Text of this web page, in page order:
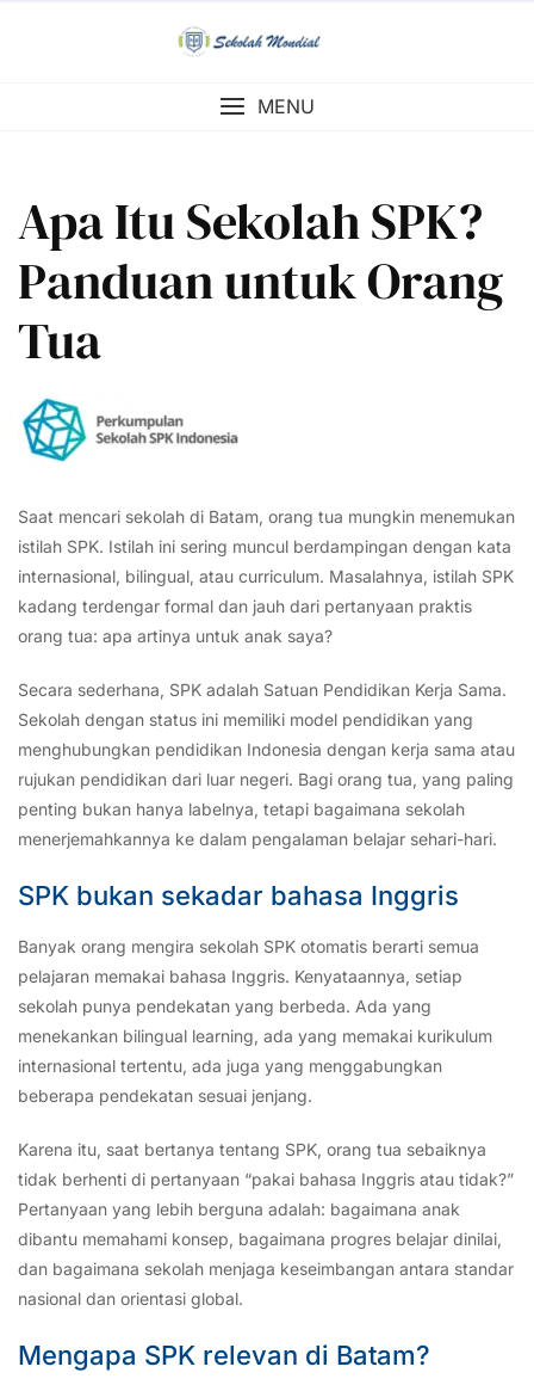
MENU
Apa Itu Sekolah SPK?
Panduan untuk Orang
Tua
Saat mencari sekolah di Batam, orang tua mungkin menemukan
istilah SPK. Istilah ini sering muncul berdampingan dengan kata
internasional, bilingual, atau curriculum. Masalahnya, istilah SPK
kadang terdengar formal dan jauh dari pertanyaan praktis
orang tua: apa artinya untuk anak saya?
Secara sederhana, SPK adalah Satuan Pendidikan Kerja Sama.
Sekolah dengan status ini memiliki model pendidikan yang
menghubungkan pendidikan Indonesia dengan kerja sama atau
rujukan pendidikan dari luar negeri. Bagi orang tua, yang paling
penting bukan hanya labelnya, tetapi bagaimana sekolah
menerjemahkannya ke dalam pengalaman belajar sehari-hari.
SPK bukan sekadar bahasa Inggris
Banyak orang mengira sekolah SPK otomatis berarti semua
pelajaran memakai bahasa Inggris. Kenyataannya, setiap
sekolah punya pendekatan yang berbeda. Ada yang
menekankan bilingual learning, ada yang memakai kurikulum
internasional tertentu, ada juga yang menggabungkan
beberapa pendekatan sesuai jenjang.
Karena itu, saat bertanya tentang SPK, orang tua sebaiknya
tidak berhenti di pertanyaan “pakai bahasa Inggris atau tidak?”
Pertanyaan yang lebih berguna adalah: bagaimana anak
dibantu memahami konsep, bagaimana progres belajar dinilai,
dan bagaimana sekolah menjaga keseimbangan antara standar
nasional dan orientasi global.
Mengapa SPK relevan di Batam?